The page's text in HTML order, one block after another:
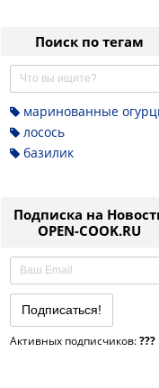
Поиск по тегам
маринованные
лосось
базилик
Подписка на
OPEN-COOK.RU
Активных подписчиков:???